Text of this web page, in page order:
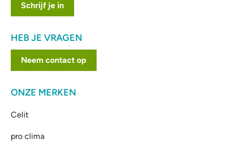
Schrijf je in
HEB JE VRAGEN
Neem contact op
ONZE MERKEN
Celit
pro clima